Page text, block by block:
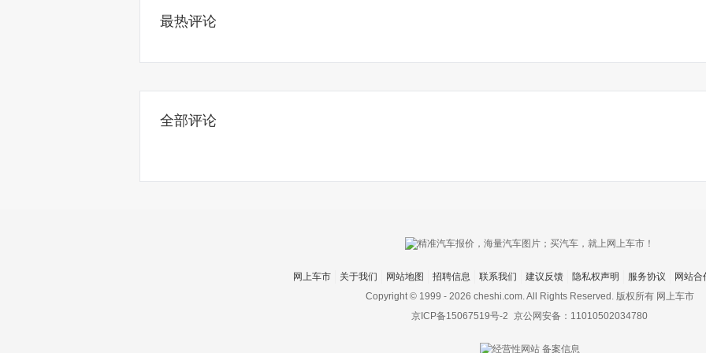
最热评论
全部评论
网上车市 关于我们 网站地图 招聘信息 联系我们 建议反馈 隐私权声明 服务协议 网站合
Copyright © 1999 - 2026 cheshi.com. All Rights Reserved. 版权所有 网上车市
京ICP备15067519号-2 京公网安备：11010502034780